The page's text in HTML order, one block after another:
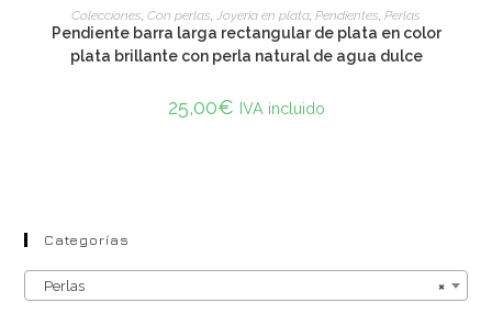
ADD TO CART
Colecciones, Con perlas, Joyería en plata, Pendientes, Perlas
Pendiente barra larga rectangular de plata en color
plata brillante con perla natural de agua dulce
25,00€ IVA incluido
Categorías
×
Perlas